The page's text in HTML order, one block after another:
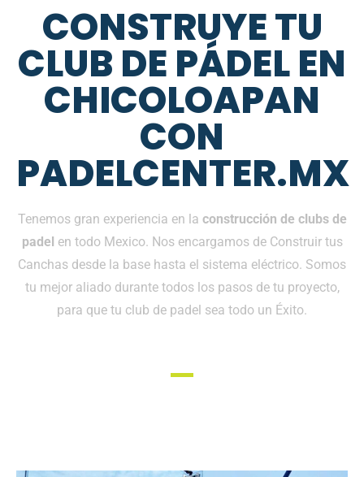
CONSTRUYE TU
CLUB DE PÁDEL EN
CHICOLOAPAN
CON
PADELCENTER.MX
Tenemos gran experiencia en la construcción de clubs de
padel en todo Mexico. Nos encargamos de Construir tus
Canchas desde la base hasta el sistema eléctrico. Somos
tu mejor aliado durante todos los pasos de tu proyecto,
para que tu club de padel sea todo un Éxito.